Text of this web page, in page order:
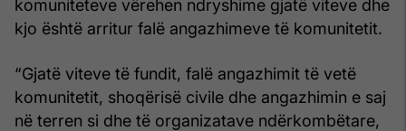
komuniteteve vërehen ndryshime gjatë viteve dhe
kjo është arritur falë angazhimeve të komunitetit.
“Gjatë viteve të fundit, falë angazhimit të vetë
komunitetit, shoqërisë civile dhe angazhimin e saj
në terren si dhe të organizatave ndërkombëtare,